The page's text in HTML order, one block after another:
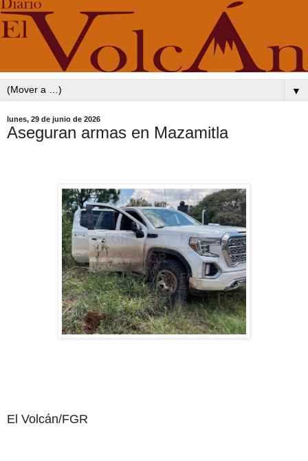
▼
lunes, 29 de junio de 2026
Aseguran armas en Mazamitla
El Volcán/FGR